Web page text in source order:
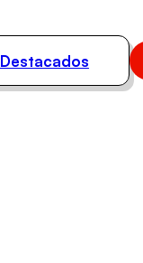
Destacados